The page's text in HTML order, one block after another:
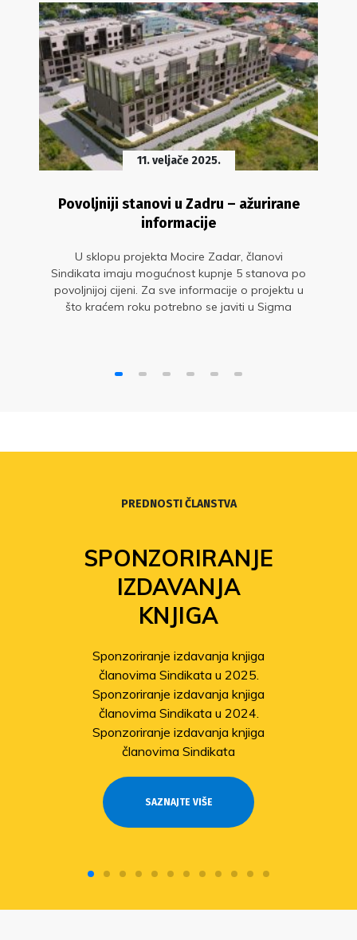
11. veljače 2025.
Povoljniji stanovi u Zadru – ažurirane
informacije
U sklopu projekta Mocire Zadar, članovi
Sindikata imaju mogućnost kupnje 5 stanova po
povoljnijoj cijeni. Za sve informacije o projektu u
što kraćem roku potrebno se javiti u Sigma
PREDNOSTI ČLANSTVA
SPONZORIRANJE
IZDAVANJA
KNJIGA
Sponzoriranje izdavanja knjiga
članovima Sindikata u 2025.
Sponzoriranje izdavanja knjiga
članovima Sindikata u 2024.
Sponzoriranje izdavanja knjiga
članovima Sindikata
SAZNAJTE VIŠE